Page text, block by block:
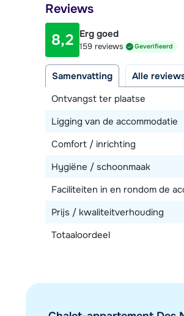
Reviews
8,2 Erg goed
159 reviews Geverifieerd
Samenvatting
Alle
Ontvangst ter plaatse
Ligging van de accommodatie
Comfort / inrichting
Hygiëne / schoonmaak
Faciliteiten in en rondom de
Prijs / kwaliteitverhouding
Totaaloordeel